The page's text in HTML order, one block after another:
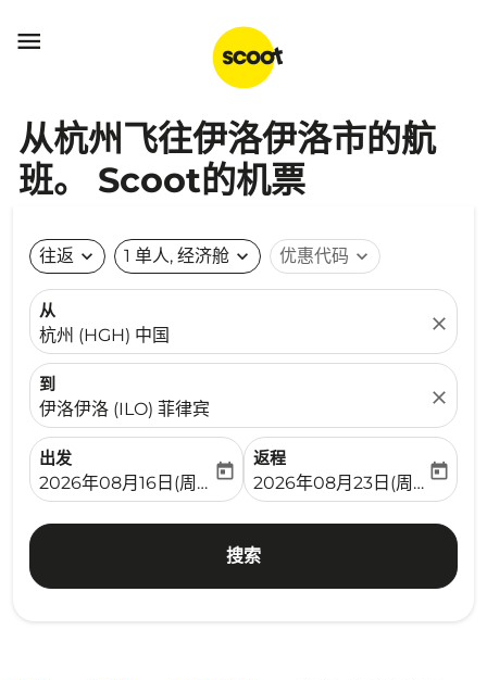

从杭州飞往伊洛伊洛市的航
班。 Scoot的机票
往返 expand_more 1 单人, 经济舱 expand_more 优惠代码 expand_more
从
杭州 (HGH) 中国
close
到
伊洛伊洛 (ILO) 菲律宾
close
出发
fc-booking-departure-date-aria-label
2026年08月16日(周日)
today
返程
fc-booking-return-date-
2026年08月23日(周日)
today
搜索